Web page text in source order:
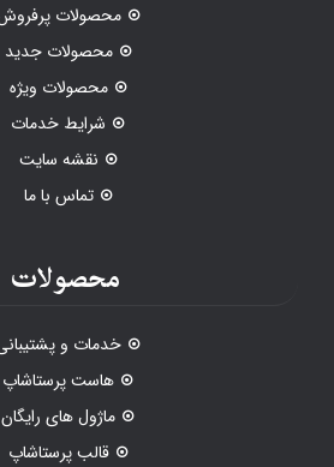
محصولات
محصولات جدید
محصولات ویژه
شرایط خدمات
نقشه سایت
تماس با ما
محصولات
خدمات و
هاست پرستاشاپ
ماژول های رایگان
قالب پرستاشاپ